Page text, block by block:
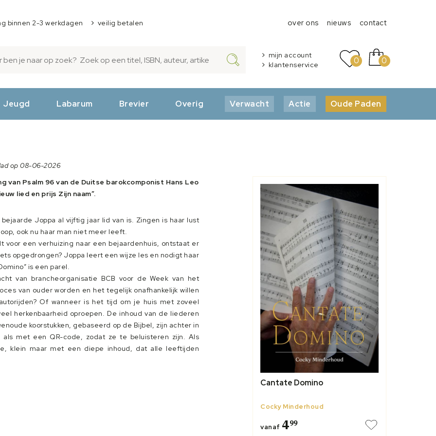
binnen 2-3 werkdagen veilig betalen over ons nieuws contact
mijn account
klantenservice
0 0
Jeugd Labarum Brevier Overig Verwacht Actie Oude Paden
op 08-06-2026
van Psalm 96 van de Duitse barokcomponist Hans Leo
lied en prijs Zijn naam”.
Joppa al vijftig jaar lid van is. Zingen is haar lust
ook nu haar man niet meer leeft.
voor een verhuizing naar een bejaardenhuis, ontstaat er
opgedrongen? Joppa leert een wijze les en nodigt haar
is een parel.
van brancheorganisatie BCB voor de Week van het
van ouder worden en het tegelijk onafhankelijk willen
Of wanneer is het tijd om je huis met zoveel
herkenbaarheid oproepen. De inhoud van de liederen
koorstukken, gebaseerd op de Bijbel, zijn achter in
met een QR-code, zodat ze te beluisteren zijn. Als
klein maar met een diepe inhoud, dat alle leeftijden
Cantate Domino
Cocky Minderhoud
vanaf 499